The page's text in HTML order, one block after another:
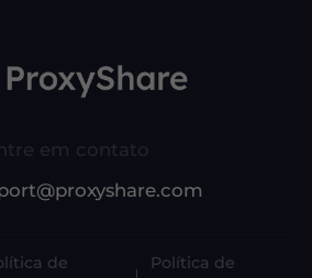
em contato
de Política de